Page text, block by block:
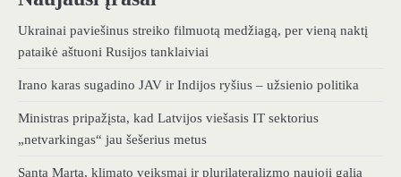
Ukrainai paviešinus streiko filmuotą medžiagą, per vieną naktį
pataikė aštuoni Rusijos tanklaiviai
Irano karas sugadino JAV ir Indijos ryšius – užsienio politika
Ministras pripažįsta, kad Latvijos viešasis IT sektorius
„netvarkingas“ jau šešerius metus
Santa Marta, klimato veiksmai ir plurilateralizmo naujoji galia